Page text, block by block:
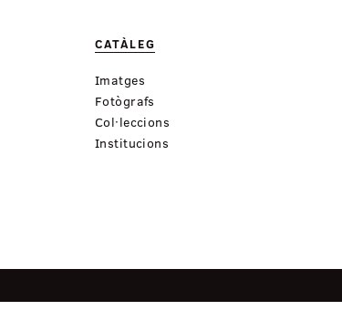
CATÀLEG
Imatges
Fotògrafs
Col·leccions
Institucions